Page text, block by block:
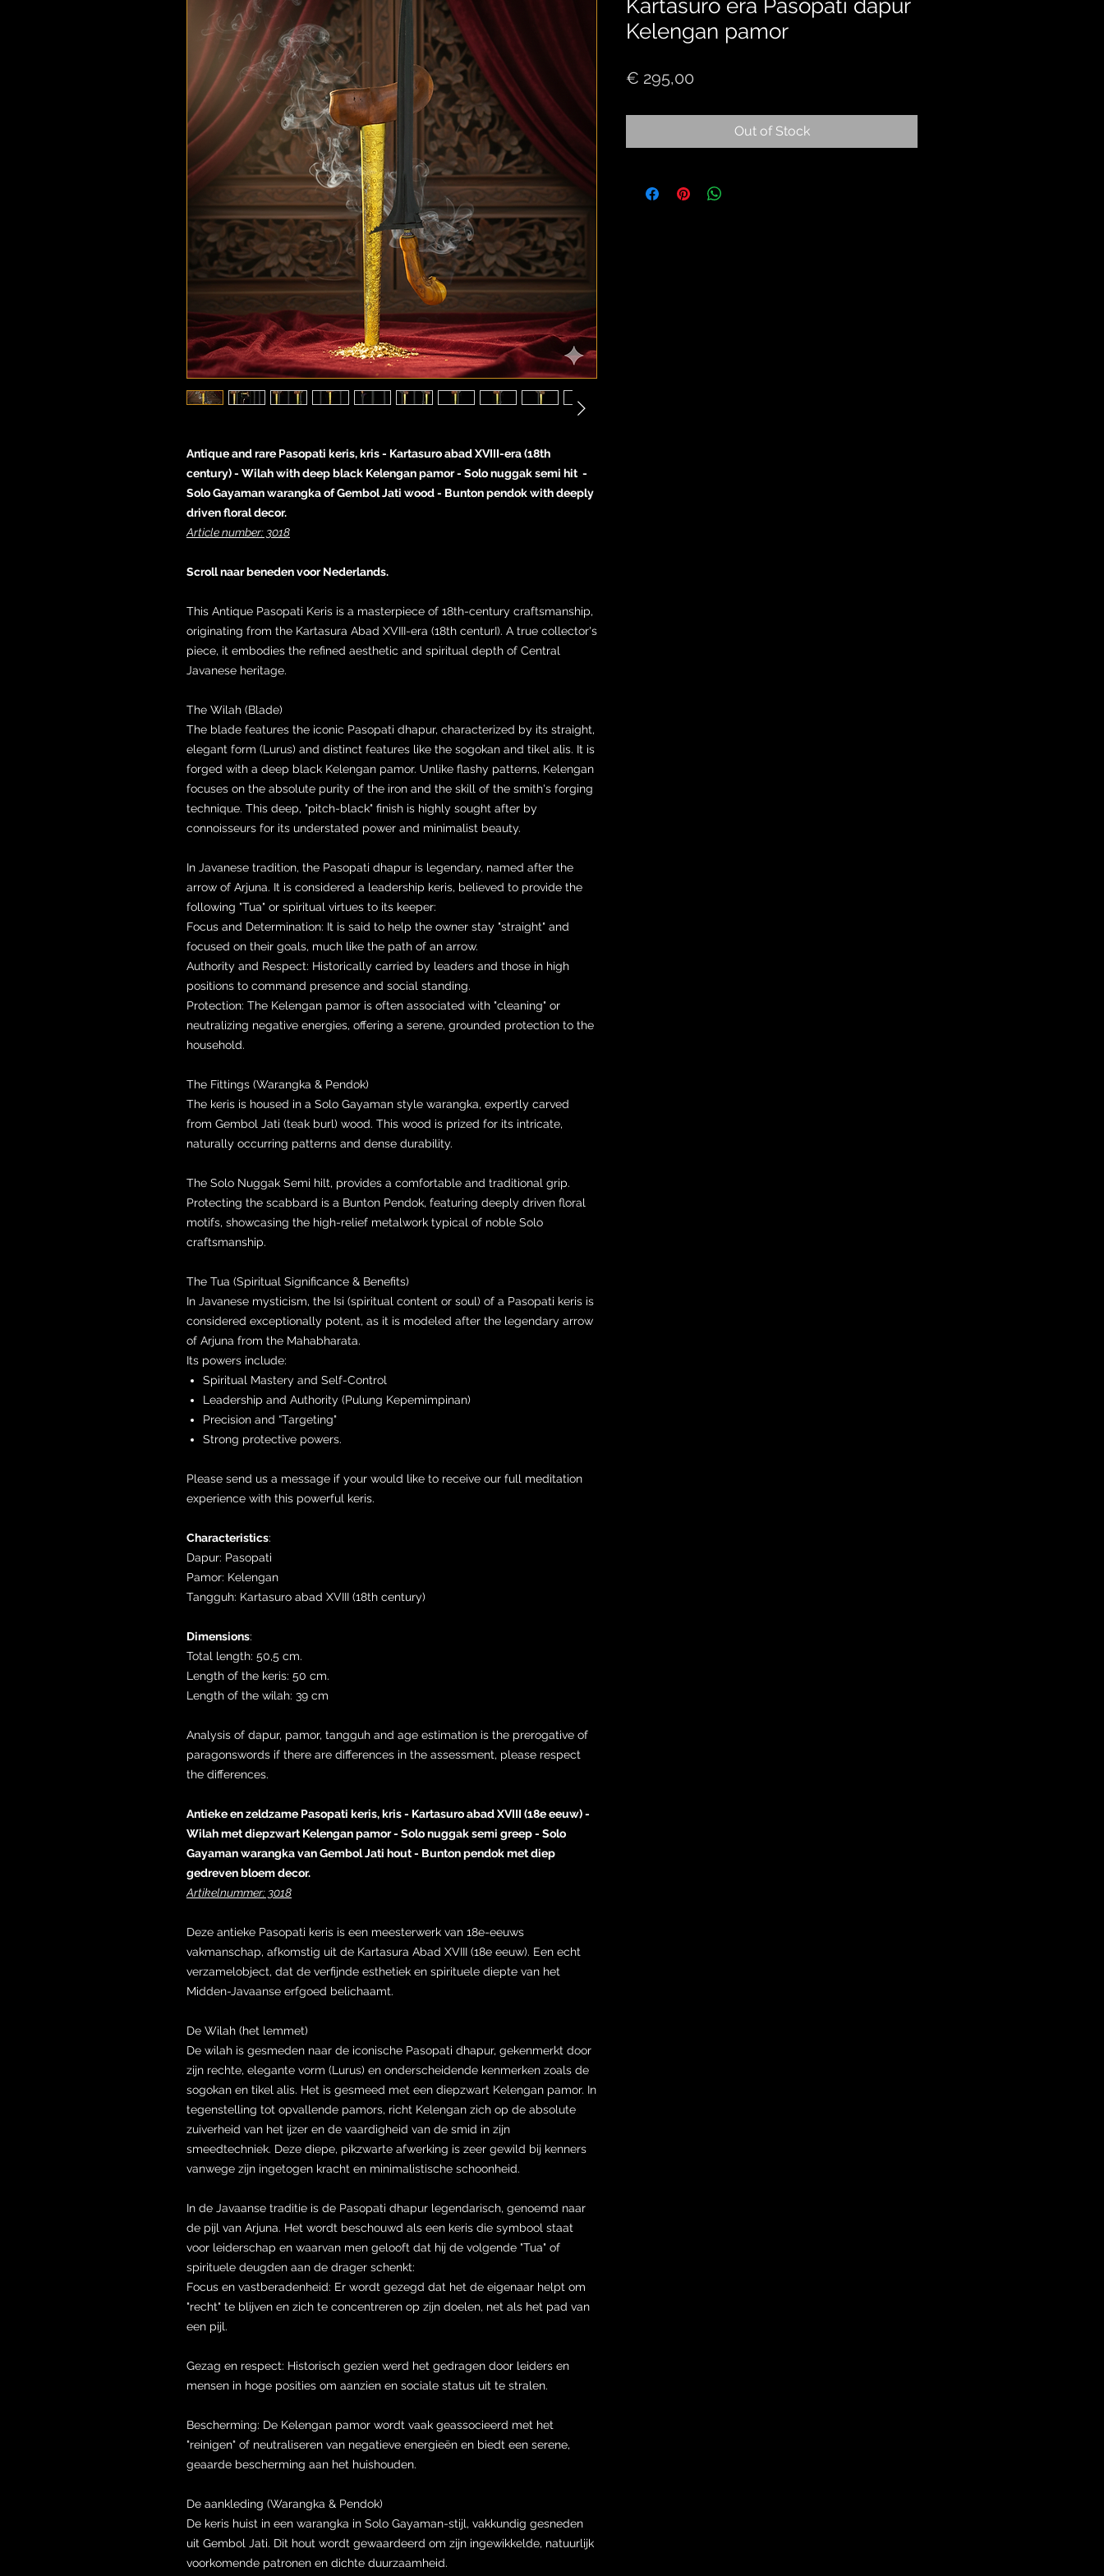
Antique and rare Pasopati keris, kris - Kartasuro abad XVIII-era (18th
century) - Wilah with deep black Kelengan pamor - Solo nuggak semi hit -
Solo Gayaman warangka of Gembol Jati wood - Bunton pendok with deeply
driven floral decor.
Article number: 3018
Scroll naar beneden voor Nederlands.
This Antique Pasopati Keris is a masterpiece of 18th-century craftsmanship,
originating from the Kartasura Abad XVIII-era (18th centurI). A true collector's
piece, it embodies the refined aesthetic and spiritual depth of Central
Javanese heritage.
The Wilah (Blade)
The blade features the iconic Pasopati dhapur, characterized by its straight,
elegant form (Lurus) and distinct features like the sogokan and tikel alis. It is
forged with a deep black Kelengan pamor. Unlike flashy patterns, Kelengan
focuses on the absolute purity of the iron and the skill of the smith's forging
technique. This deep, "pitch-black" finish is highly sought after by
connoisseurs for its understated power and minimalist beauty.
In Javanese tradition, the Pasopati dhapur is legendary, named after the
arrow of Arjuna. It is considered a leadership keris, believed to provide the
following "Tua" or spiritual virtues to its keeper:
Focus and Determination: It is said to help the owner stay "straight" and
focused on their goals, much like the path of an arrow.
Authority and Respect: Historically carried by leaders and those in high
positions to command presence and social standing.
Protection: The Kelengan pamor is often associated with "cleaning" or
neutralizing negative energies, offering a serene, grounded protection to the
household.
The Fittings (Warangka & Pendok)
The keris is housed in a Solo Gayaman style warangka, expertly carved
from Gembol Jati (teak burl) wood. This wood is prized for its intricate,
naturally occurring patterns and dense durability.
The Solo Nuggak Semi hilt, provides a comfortable and traditional grip.
Protecting the scabbard is a Bunton Pendok, featuring deeply driven floral
motifs, showcasing the high-relief metalwork typical of noble Solo
craftsmanship.
The Tua (Spiritual Significance & Benefits)
In Javanese mysticism, the Isi (spiritual content or soul) of a Pasopati keris is
considered exceptionally potent, as it is modeled after the legendary arrow
of Arjuna from the Mahabharata.
Its powers include:
Spiritual Mastery and Self-Control
Leadership and Authority (Pulung Kepemimpinan)
Precision and “Targeting"
Strong protective powers.
Please send us a message if your would like to receive our full meditation
experience with this powerful keris.
Characteristics:
Dapur: Pasopati
Pamor: Kelengan
Tangguh: Kartasuro abad XVIII (18th century)
Dimensions:
Total length: 50,5 cm.
Length of the keris: 50 cm.
Length of the wilah: 39 cm
Analysis of dapur, pamor, tangguh and age estimation is the prerogative of
paragonswords if there are differences in the assessment, please respect
the differences.
Antieke en zeldzame Pasopati keris, kris - Kartasuro abad XVIII (18e eeuw) -
Wilah met diepzwart Kelengan pamor - Solo nuggak semi greep - Solo
Gayaman warangka van Gembol Jati hout - Bunton pendok met diep
gedreven bloem decor.
Artikelnummer: 3018
Deze antieke Pasopati keris is een meesterwerk van 18e-eeuws
vakmanschap, afkomstig uit de Kartasura Abad XVIII (18e eeuw). Een echt
verzamelobject, dat de verfijnde esthetiek en spirituele diepte van het
Midden-Javaanse erfgoed belichaamt.
De Wilah (het lemmet)
De wilah is gesmeden naar de iconische Pasopati dhapur, gekenmerkt door
zijn rechte, elegante vorm (Lurus) en onderscheidende kenmerken zoals de
sogokan en tikel alis. Het is gesmeed met een diepzwart Kelengan pamor. In
tegenstelling tot opvallende pamors, richt Kelengan zich op de absolute
zuiverheid van het ijzer en de vaardigheid van de smid in zijn
smeedtechniek. Deze diepe, pikzwarte afwerking is zeer gewild bij kenners
vanwege zijn ingetogen kracht en minimalistische schoonheid.
In de Javaanse traditie is de Pasopati dhapur legendarisch, genoemd naar
de pijl van Arjuna. Het wordt beschouwd als een keris die symbool staat
voor leiderschap en waarvan men gelooft dat hij de volgende "Tua" of
spirituele deugden aan de drager schenkt:
Focus en vastberadenheid: Er wordt gezegd dat het de eigenaar helpt om
"recht" te blijven en zich te concentreren op zijn doelen, net als het pad van
een pijl.
Gezag en respect: Historisch gezien werd het gedragen door leiders en
mensen in hoge posities om aanzien en sociale status uit te stralen.
Bescherming: De Kelengan pamor wordt vaak geassocieerd met het
"reinigen" of neutraliseren van negatieve energieën en biedt een serene,
geaarde bescherming aan het huishouden.
De aankleding (Warangka & Pendok)
De keris huist in een warangka in Solo Gayaman-stijl, vakkundig gesneden
uit Gembol Jati. Dit hout wordt gewaardeerd om zijn ingewikkelde, natuurlijk
voorkomende patronen en dichte duurzaamheid.
Kartasuro era Pasopati dapur
Kelengan pamor
€ 295,00
Out of Stock